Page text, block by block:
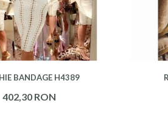
BANDAGE H4389
402,30 RON